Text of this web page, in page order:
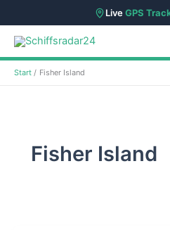
LiveGPS
Zum
Inhalt
springen
Start Fisher Island
Fisher Island